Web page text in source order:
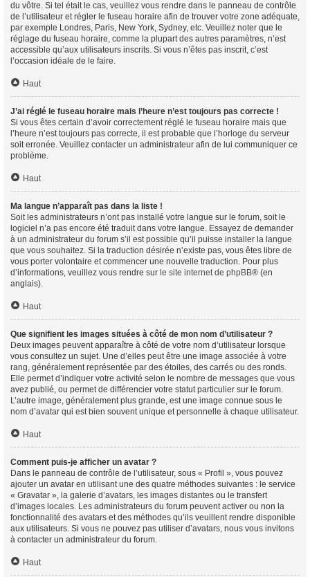
du vôtre. Si tel était le cas, veuillez vous rendre dans le panneau de contrôle
de l’utilisateur et régler le fuseau horaire afin de trouver votre zone adéquate,
par exemple Londres, Paris, New York, Sydney, etc. Veuillez noter que le
réglage du fuseau horaire, comme la plupart des autres paramètres, n’est
accessible qu’aux utilisateurs inscrits. Si vous n’êtes pas inscrit, c’est
l’occasion idéale de le faire.
Haut
J’ai réglé le fuseau horaire mais l’heure n’est toujours pas correcte !
Si vous êtes certain d’avoir correctement réglé le fuseau horaire mais que
l’heure n’est toujours pas correcte, il est probable que l’horloge du serveur
soit erronée. Veuillez contacter un administrateur afin de lui communiquer ce
problème.
Haut
Ma langue n’apparaît pas dans la liste !
Soit les administrateurs n’ont pas installé votre langue sur le forum, soit le
logiciel n’a pas encore été traduit dans votre langue. Essayez de demander
à un administrateur du forum s’il est possible qu’il puisse installer la langue
que vous souhaitez. Si la traduction désirée n’existe pas, vous êtes libre de
vous porter volontaire et commencer une nouvelle traduction. Pour plus
d’informations, veuillez vous rendre sur le site internet de phpBB® (en
anglais).
Haut
Que signifient les images situées à côté de mon nom d’utilisateur ?
Deux images peuvent apparaître à côté de votre nom d’utilisateur lorsque
vous consultez un sujet. Une d’elles peut être une image associée à votre
rang, généralement représentée par des étoiles, des carrés ou des ronds.
Elle permet d’indiquer votre activité selon le nombre de messages que vous
avez publié, ou permet de différencier votre statut particulier sur le forum.
L’autre image, généralement plus grande, est une image connue sous le
nom d’avatar qui est bien souvent unique et personnelle à chaque utilisateur.
Haut
Comment puis-je afficher un avatar ?
Dans le panneau de contrôle de l’utilisateur, sous « Profil », vous pouvez
ajouter un avatar en utilisant une des quatre méthodes suivantes : le service
« Gravatar », la galerie d’avatars, les images distantes ou le transfert
d’images locales. Les administrateurs du forum peuvent activer ou non la
fonctionnalité des avatars et des méthodes qu’ils veuillent rendre disponible
aux utilisateurs. Si vous ne pouvez pas utiliser d’avatars, nous vous invitons
à contacter un administrateur du forum.
Haut